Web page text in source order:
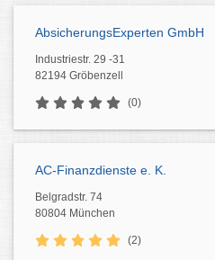
AbsicherungsExperten GmbH
Industriestr. 29 -31
82194 Gröbenzell
(0)
AC-Finanzdienste e. K.
Belgradstr. 74
80804 München
(2)